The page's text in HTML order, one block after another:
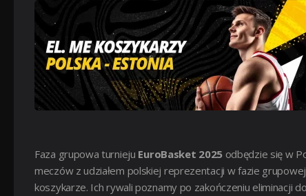
Faza grupowa turnieju EuroBasket 2025odbędzie się w
meczów z udziałem polskiej reprezentacji w fazie
koszykarze. Ich rywali poznamy po zakończeniu eliminacji